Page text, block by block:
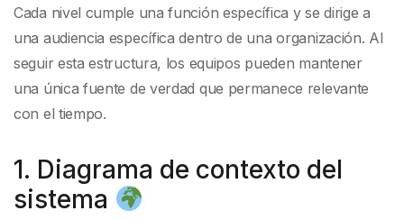
Cada nivel cumple una función específica y se dirige a
una audiencia específica dentro de una organización. Al
seguir esta estructura, los equipos pueden mantener
una única fuente de verdad que permanece relevante
con el tiempo.
1. Diagrama de contexto del
sistema